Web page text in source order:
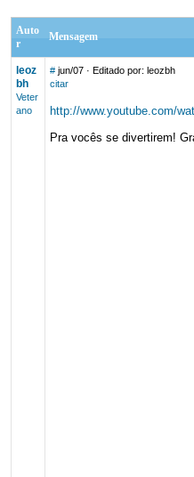
Auto
r
Mensagem
leoz
bh
Veter
ano
# jun/07· Editado por: leozbh
citar
http://www.youtube.com/
Pra vocês se divertirem!